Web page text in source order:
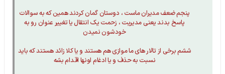
پنجم ضعف مدیران ماست ، دوستان گمان کردند همین که به سوالات
پاسخ بدند یعنی مدیریت ، زحمت یک انتقال یا تغییر عنوان رو به
خودشون نمیدن
ششم برخی از تالار های ما موازی هم هستند و یا کلا زائد هستند که باید
نسبت به حذف و یا ادغام اونها اقدام بشه